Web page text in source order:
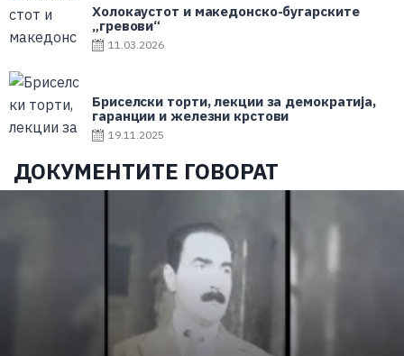
Холокаустот и македонско-бугарските
„гревови“
11.03.2026
Бриселски торти, лекции за демократија,
гаранции и железни крстови
19.11.2025
ДОКУМЕНТИТЕ ГОВОРАТ